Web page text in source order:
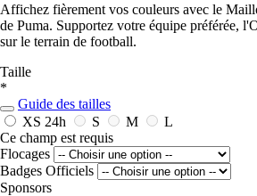
Affichez fièrement vos couleurs avec le
de Puma. Supportez votre équipe préférée,
sur le terrain de football.
Taille
*
Guide des tailles
XS 24h S M
L
Ce champ est requis
Flocages
Badges Officiels
Sponsors